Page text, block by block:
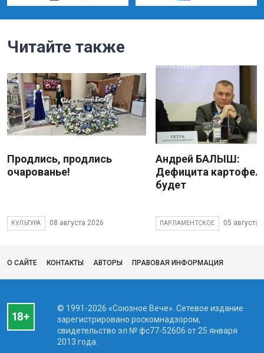
Читайте также
Продлись, продлись
очарованье!
КУЛЬТУРА 08 августа 2026
Андрей БАЛЫШ:
Дефицита
будет
ПАРЛАМЕНТСКОЕ 05 августа
О САЙТЕ КОНТАКТЫ АВТОРЫ ПРАВОВАЯ ИНФОРМАЦИЯ
© 1991-2026 «Союзное Вече». Сетевое издание
зарегистрировано роскомнадзором,
свидетельство эл № фc77-52606 от 25 января
2013 года.